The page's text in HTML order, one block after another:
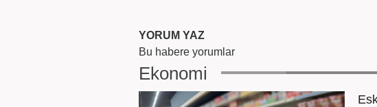
YORUM YAZ
Bu habere yorumlar
Ekonomi